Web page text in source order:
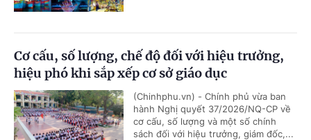
Cơ cấu, số lượng, chế độ đối với hiệu trưởng,
hiệu phó khi sắp xếp cơ sở giáo dục
(Chinhphu.vn) - Chính phủ vừa ban
hành Nghị quyết 37/2026/NQ-CP về
cơ cấu, số lượng và một số chính
sách đối với hiệu trưởng, giám đốc,...